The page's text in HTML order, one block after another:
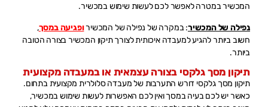
המכשיר במטרה לאפשר לכם לעשות שימוש במכשיר.
נפילה של המכשיר: במקרה של נפילה של המכשירופגיעה במסך,
חשוב ביותר להגיע למעבדה איכותית לצורך תיקון המכשיר בצורה הטובה
ביותר.
תיקון מסך גלקסי בצורה עצמאית או במעבדה מקצועית
תיקון מסך גלקסי דורש התערבות של מעבדה סלולרית מקצועית בתחום.
כאשר יש לכם בעיה במסך ואין לכם האפשרות לעשות שימוש במכשיר,